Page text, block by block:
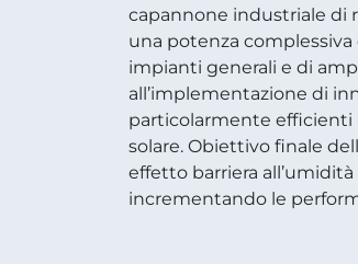
capannone industriale di
una potenza
impianti generali e di
all’implementazione di
particolarmente efficienti
solare. Obiettivo finale
effetto barriera
incrementando le